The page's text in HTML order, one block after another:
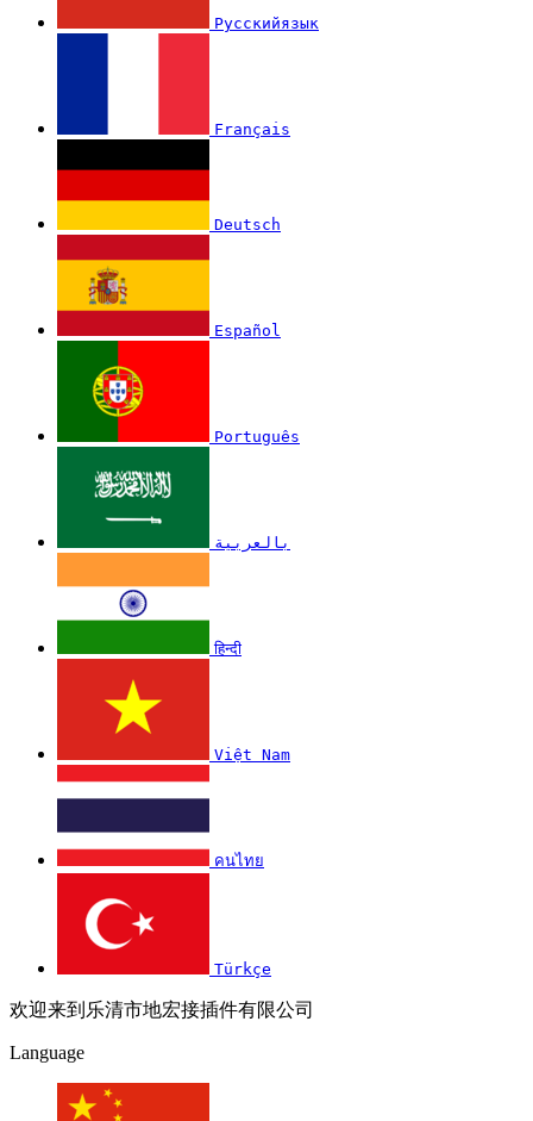
Русскийязык
Français
Deutsch
Español
Português
بالعربية
हिन्दी
Việt Nam
คนไทย
Türkçe
欢迎来到乐清市地宏接插件有限公司
Language